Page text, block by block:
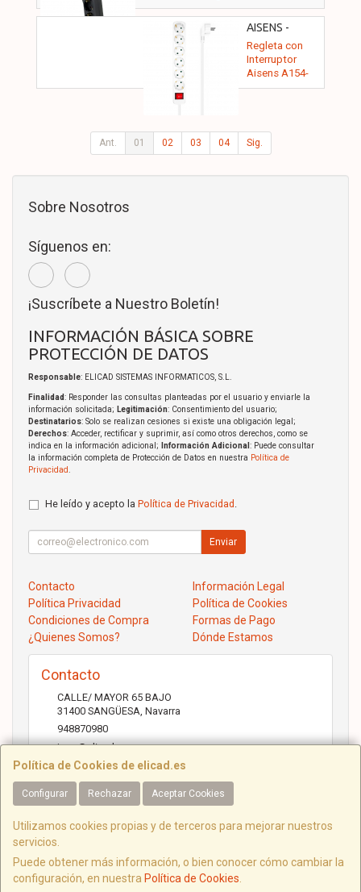
AISENS -
A154-0535
Regleta con
Interruptor
Aisens A154-
0535/ 6 Tomas
Ant. 01 02 03 04 Sig.
Política de Cookies de elicad.es
Configurar Rechazar Aceptar Cookies
Utilizamos cookies propias y de terceros para mejorar nuestros
servicios.
Puede obtener más información, o bien conocer cómo cambiar la
configuración, en nuestra Política de Cookies
Sobre Nosotros
Síguenos en:
¡Suscríbete a Nuestro Boletín!
INFORMACIÓN BÁSICA SOBRE
PROTECCIÓN DE DATOS
Responsable: ELICAD SISTEMAS INFORMATICOS, S.L.
Finalidad: Responder las consultas planteadas por el usuario y enviarle la
información solicitada; Legitimación: Consentimiento del usuario;
Destinatarios: Solo se realizan cesiones si existe una obligación legal;
Derechos: Acceder, rectificar y suprimir, así como otros derechos, como se
indica en la información adicional;
Información Adicional : Puede consultar
la información completa de Protección de Datos en nuestra Política de
Privacidad
He leído y acepto la Política de Privacidad
Enviar
Contacto
Información Legal
Política Privacidad
Política de Cookies
Condiciones de Compra
Formas de Pago
¿Quienes Somos?
Dónde Estamos
Contacto
CALLE/ MAYOR 65 BAJO
31400 SANGÜESA Navarra
948870980
jose@elicad.com
Horario
Lunes a Viernes 9:30 a 20:00 Sábados 10.00 a 14.00
C/ Mayor, 65, 31400, Navarra, España. - C.I.F.: B31843022 - Tfno: 948870980